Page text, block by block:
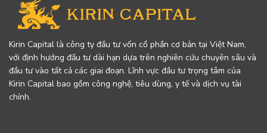
Kirin Capital là công ty đầu tư vốn cổ phần cơ bản tại Việt Nam,
với định hướng đầu tư dài hạn dựa trên nghiên cứu chuyên sâu và
đầu tư vào tất cả các giai đoạn. Lĩnh vực đầu tư trọng tâm của
Kirin Capital bao gồm công nghệ, tiêu dùng, y tế và dịch vụ tài
chính.